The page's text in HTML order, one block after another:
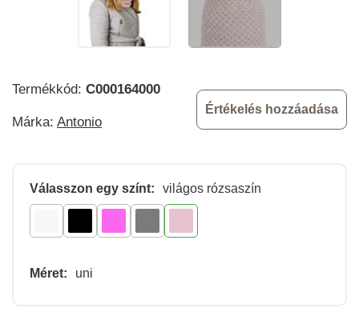
Termékkód: C000164000
Márka: Antonio
Értékelés hozzáadása
Válasszon egy színt: világos rózsaszín
Méret: uni